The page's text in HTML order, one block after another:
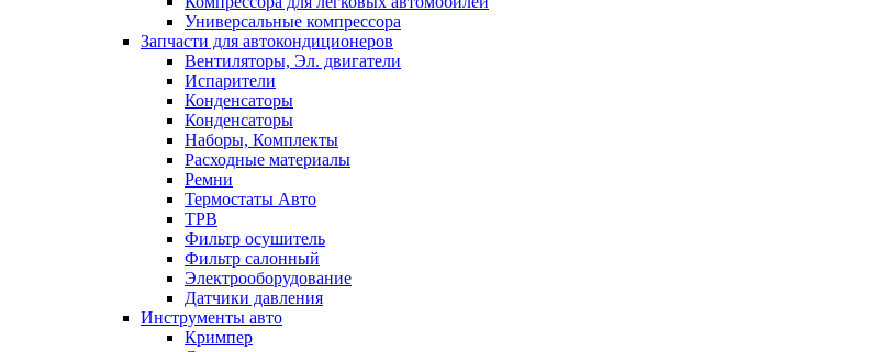
Универсальные компрессора
Запчасти для автокондиционеров
Вентиляторы, Эл. двигатели
Испарители
Конденсаторы
Конденсаторы
Наборы, Комплекты
Расходные материалы
Ремни
Термостаты Авто
ТРВ
Фильтр осушитель
Фильтр салонный
Электрооборудование
Датчики давления
Инструменты авто
Кримпер